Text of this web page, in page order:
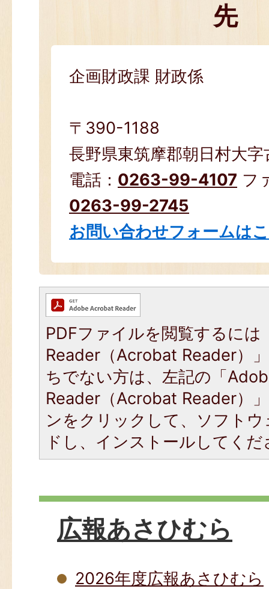
先
企画財政課 財政係
〒390-1188
長野県東筑摩郡朝日村大
電話： 0263-99-4107 フ
0263-99-2745
お問い合わせフォームは
PDFファイルを閲覧するには
Reader（Acrobat Reader）
ちでない方は、左記の「
Reader（Acrobat Reader）
ンをクリックして、ソフト
ドし、インストールしてくだ
広報あさひむら
2026年度広報あさひむら